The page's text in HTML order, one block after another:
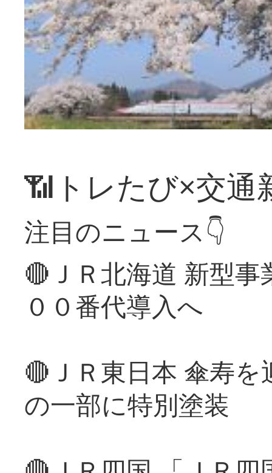
📶トレたび×交通
注目のニュース👇
🔴ＪＲ北海道 新型
００番代導入へ
🔴ＪＲ東日本 傘寿
の一部に特別塗装